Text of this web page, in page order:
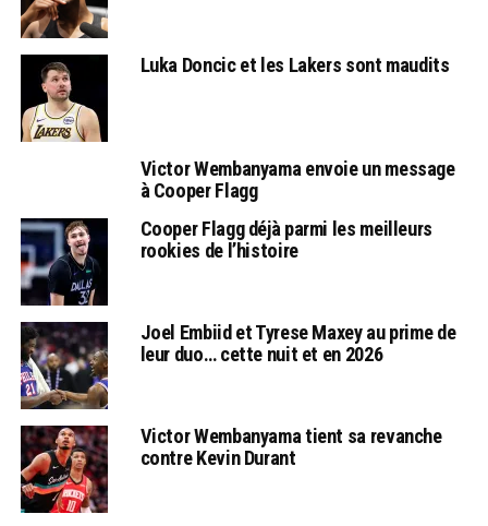
Luka Doncic et les Lakers sont maudits
Victor Wembanyama envoie un message
à Cooper Flagg
Cooper Flagg déjà parmi les meilleurs
rookies de l’histoire
Joel Embiid et Tyrese Maxey au prime de
leur duo… cette nuit et en 2026
Victor Wembanyama tient sa revanche
contre Kevin Durant